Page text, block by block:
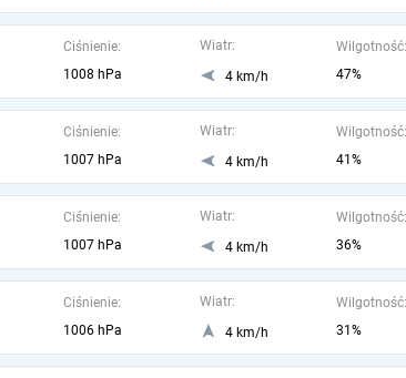
Ciśnienie:
1008 hPa
Wiatr:
4 km/h
Wilgotność:
47%
Ciśnienie:
1007 hPa
Wiatr:
4 km/h
Wilgotność:
41%
Ciśnienie:
1007 hPa
Wiatr:
4 km/h
Wilgotność:
36%
Ciśnienie:
1006 hPa
Wiatr:
4 km/h
Wilgotność:
31%